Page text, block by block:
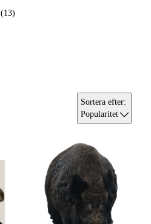
(13)
Sortera efter:
Popularitet